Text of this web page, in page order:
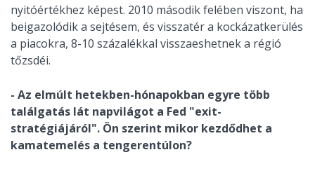
nyitóértékhez képest. 2010 második felében viszont, ha
beigazolódik a sejtésem, és visszatér a kockázatkerülés
a piacokra, 8-10 százalékkal visszaeshetnek a régió
tőzsdéi.
- Az elmúlt hetekben-hónapokban egyre több
találgatás lát napvilágot a Fed "exit-
stratégiájáról". Ön szerint mikor kezdődhet a
kamatemelés a tengerentúlon?